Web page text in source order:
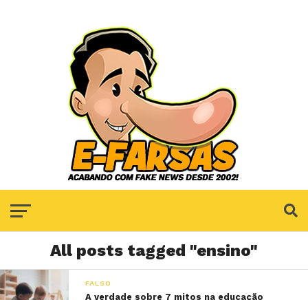
All posts tagged "ensino"
FALSO
A verdade sobre 7 mitos na educação